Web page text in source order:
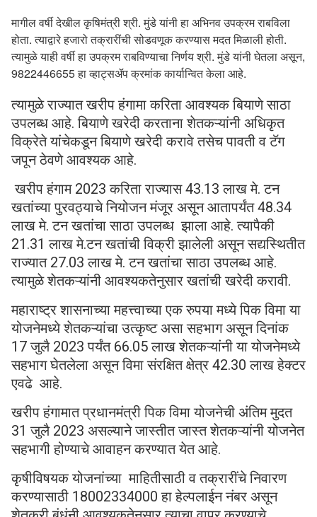
मागील वर्षी देखील कृषिमंत्री श्री. मुंडे यांनी हा अभिनव उपक्रम राबविला
होता. त्याद्वारे हजारो तक्रारींची सोडवणूक करण्यास मदत मिळाली होती.
त्यामुळे याही वर्षी हा उपक्रम राबविण्याचा निर्णय श्री. मुंडे यांनी घेतला असून,
9822446655 हा व्हाट्सॲप क्रमांक कार्यान्वित केला आहे.
त्यामुळे राज्यात खरीप हंगामा करिता आवश्यक बियाणे साठा
उपलब्ध आहे. बियाणे खरेदी करताना शेतकऱ्यांनी अधिकृत
विक्रेते यांचेकडून बियाणे खरेदी करावे तसेच पावती व टॅग
जपून ठेवणे आवश्यक आहे.
खरीप हंगाम 2023 करिता राज्यास 43.13 लाख मे. टन
खतांच्या पुरवठ्याचे नियोजन मंजूर असून आतापर्यंत 48.34
लाख मे. टन खतांचा साठा उपलब्ध झाला आहे. त्यापैकी
21.31 लाख मे.टन खतांची विक्री झालेली असून सद्यस्थितीत
राज्यात 27.03 लाख मे. टन खतांचा साठा उपलब्ध आहे.
त्यामुळे शेतकऱ्यांनी आवश्यकतेनुसार खतांची खरेदी करावी.
महाराष्ट्र शासनाच्या महत्त्वाच्या एक रुपया मध्ये पिक विमा या
योजनेमध्ये शेतकऱ्यांचा उत्कृष्ट असा सहभाग असून दिनांक
17 जुलै 2023 पर्यंत 66.05 लाख शेतकऱ्यांनी या योजनेमध्ये
सहभाग घेतलेला असून विमा संरक्षित क्षेत्र 42.30 लाख हेक्टर
एवढे आहे.
खरीप हंगामात प्रधानमंत्री पिक विमा योजनेची अंतिम मुदत
31 जुलै 2023 असल्याने जास्तीत जास्त शेतकऱ्यांनी योजनेत
सहभागी होण्याचे आवाहन करण्यात येत आहे.
कृषीविषयक योजनांच्या माहितीसाठी व तक्रारींचे निवारण
करण्यासाठी 18002334000 हा हेल्पलाईन नंबर असून